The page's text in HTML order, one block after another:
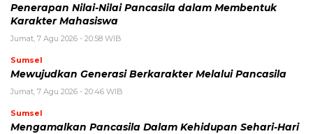
Penerapan Nilai-Nilai Pancasila dalam Membentuk
Karakter Mahasiswa
Jumat, 7 Agu 2026 - 20:58 WIB
Sumsel
Mewujudkan Generasi Berkarakter Melalui Pancasila
Jumat, 7 Agu 2026 - 20:46 WIB
Sumsel
Mengamalkan Pancasila Dalam Kehidupan Sehari-Hari